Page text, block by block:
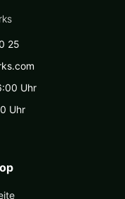
25
Uhr
Uhr